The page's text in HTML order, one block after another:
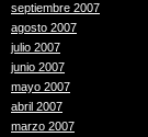
septiembre 2007
agosto 2007
julio 2007
junio 2007
mayo 2007
abril 2007
marzo 2007